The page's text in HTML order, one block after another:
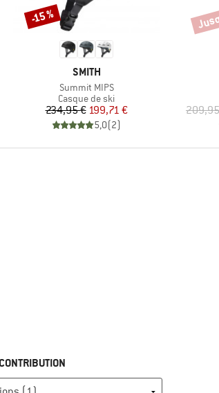
MARQUE
SMITH
Article
Summit MIPS
Product group
Casque de ski
Prix
234,95 €Prix réduit
199,71 €
5,0(2)
Remise
-15 %